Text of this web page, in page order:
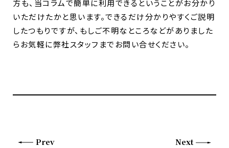
方も、当コラムで簡単に利用できるということがお分かり
いただけたかと思います。できるだけ分かりやすくご説明
したつもりですが、もしご不明なところなどがありました
らお気軽に弊社スタッフまでお問い合せください。
Prev
Next